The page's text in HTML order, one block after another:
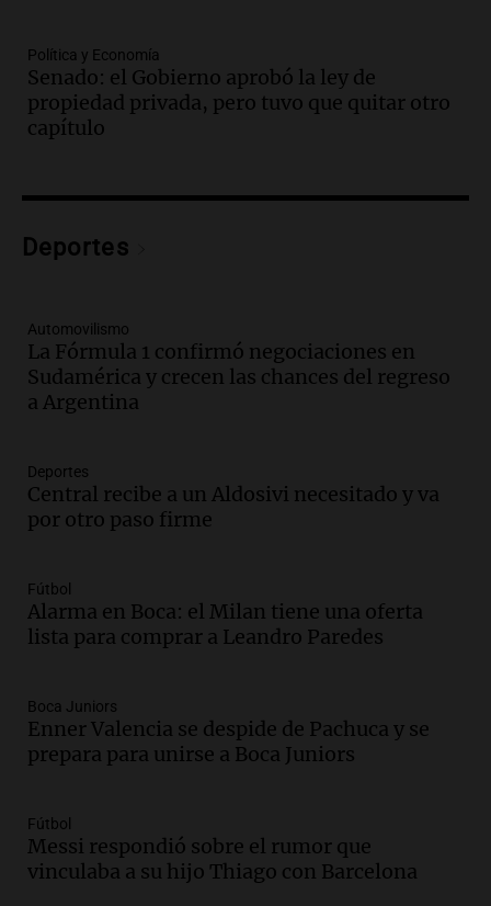
Panorama Federal
Episodios
Audio. Docentes de Jujuy denuncian
descuentos de hasta 700.000 pesos en
Audio.
Panorama Federal
Episodios
Audio.Docentes de Jujuy enfrentan
descuentos de hasta 700.000 pesos en
sus salarios, denuncian desde el
Panorama Federal
Episodios
Audio.La justicia reconoce el COVID
como enfermedad laboral tras caso de
Panorama Federal
Episodios
Audio.Trágico siniestro vial en Salta:
Panorama Federal
Episodios
Audio.
La justicia reconoce el COVID
fallecimiento de un docente
Panorama Federal
Episodios
Encuentran cuerpo en el Riacho
Política y Economía
Senado: el Gobierno aprobó la ley de
propiedad privada, pero tuvo que quitar otro
capítulo
Deportes
Automovilismo
La Fórmula 1 confirmó negociaciones en
Sudamérica y crecen las chances del regreso
a Argentina
Deportes
Central recibe a un Aldosivi necesitado y va
por otro paso firme
Fútbol
Alarma en Boca: el Milan tiene una oferta
lista para comprar a Leandro Paredes
Boca Juniors
Enner Valencia se despide de Pachuca y se
prepara para unirse a Boca Juniors
Fútbol
Messi respondió sobre el rumor que
vinculaba a su hijo Thiago con Barcelona